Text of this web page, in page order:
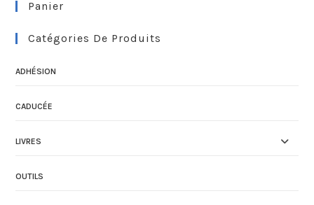
Panier
Catégories De Produits
ADHÉSION
CADUCÉE
LIVRES
OUTILS